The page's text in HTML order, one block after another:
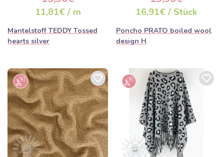
11,81€ / m
Mantelstoff TEDDY Tossed
hearts silver
16,91€ / Stück
Poncho PRATO boiled wool
design H